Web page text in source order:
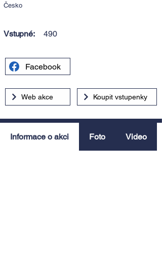
Česko
Vstupné: 490
Facebook
Web akce Koupit vstupenky
Informace o akci Foto Video